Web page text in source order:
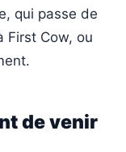
qui passe de
First Cow, ou
de venir